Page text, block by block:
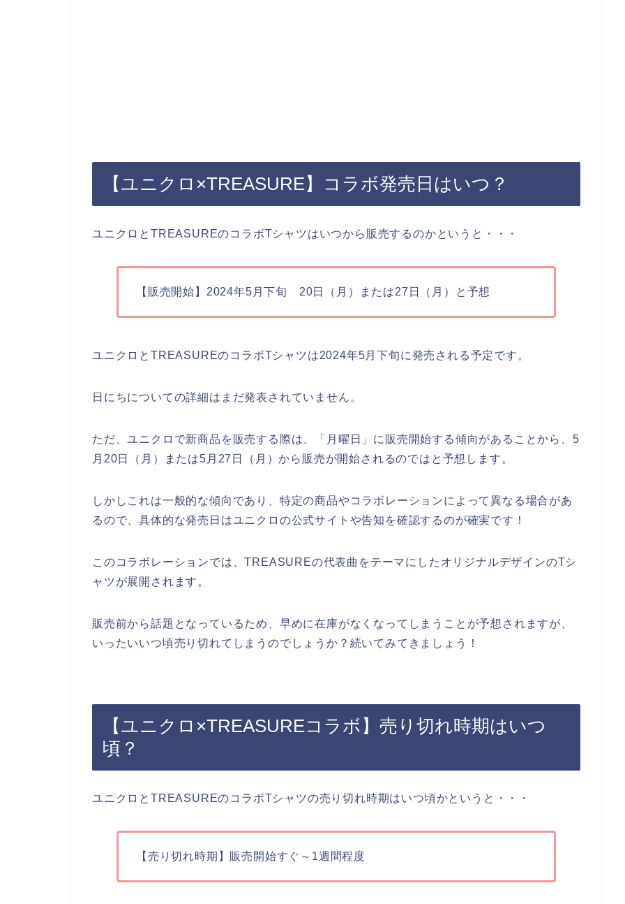
【ユニクロ×TREASURE】コラボ発売日はいつ？
ユニクロとTREASUREのコラボTシャツはいつから販売するのかというと・・・
【販売開始】2024年5月下旬 20日（月）または27日（月）と予想
ユニクロとTREASUREのコラボTシャツは2024年5月下旬に発売される予定です。
日にちについての詳細はまだ発表されていません。
ただ、ユニクロで新商品を販売する際は、「月曜日」に販売開始する傾向があることから、5
月20日（月）または5月27日（月）から販売が開始されるのではと予想します。
しかしこれは一般的な傾向であり、特定の商品やコラボレーションによって異なる場合があ
るので、具体的な発売日はユニクロの公式サイトや告知を確認するのが確実です！
このコラボレーションでは、TREASUREの代表曲をテーマにしたオリジナルデザインのTシ
ャツが展開されます。
販売前から話題となっているため、早めに在庫がなくなってしまうことが予想されますが、
いったいいつ頃売り切れてしまうのでしょうか？続いてみてきましょう！
【ユニクロ×TREASUREコラボ】売り切れ時期はいつ
頃？
ユニクロとTREASUREのコラボTシャツの売り切れ時期はいつ頃かというと・・・
【売り切れ時期】販売開始すぐ～1週間程度